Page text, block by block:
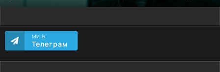
МИ В
Телеграм